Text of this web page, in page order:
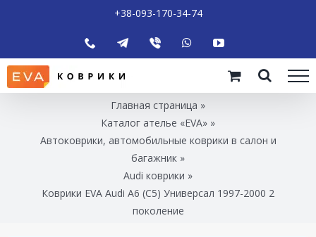
+38-093-170-34-74
Главная страница »
Каталог ателье «EVA» »
Автоковрики, автомобильные коврики в салон и
багажник »
Audi коврики »
Коврики EVA Audi A6 (C5) Универсал 1997-2000 2
поколение